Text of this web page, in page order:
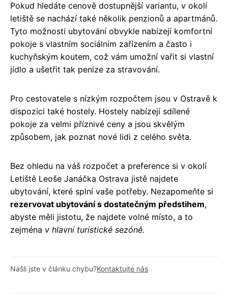
Pokud hledáte cenově dostupnější variantu, v okolí
letiště se nachází také několik penzionů a apartmánů.
Tyto možnosti ubytování obvykle nabízejí komfortní
pokoje s vlastním sociálním zařízením a často i
kuchyňským koutem, což vám umožní vařit si vlastní
jídlo a ušetřit tak peníze za stravování.
Pro cestovatele s nízkým rozpočtem jsou v Ostravě k
dispozici také hostely. Hostely nabízejí sdílené
pokoje za velmi příznivé ceny a jsou skvělým
způsobem, jak poznat nové lidi z celého světa.
Bez ohledu na váš rozpočet a preference si v okolí
Letiště Leoše Janáčka Ostrava jistě najdete
ubytování, které splní vaše potřeby. Nezapomeňte si
rezervovat ubytování s dostatečným předstihem,
abyste měli jistotu, že najdete volné místo, a to
zejména v hlavní turistické sezóně.
Našli jste v článku chybu?Kontaktujte nás